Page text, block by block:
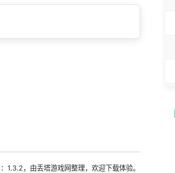
1.3.2，由丢塔游戏网整理，欢迎下载体验。